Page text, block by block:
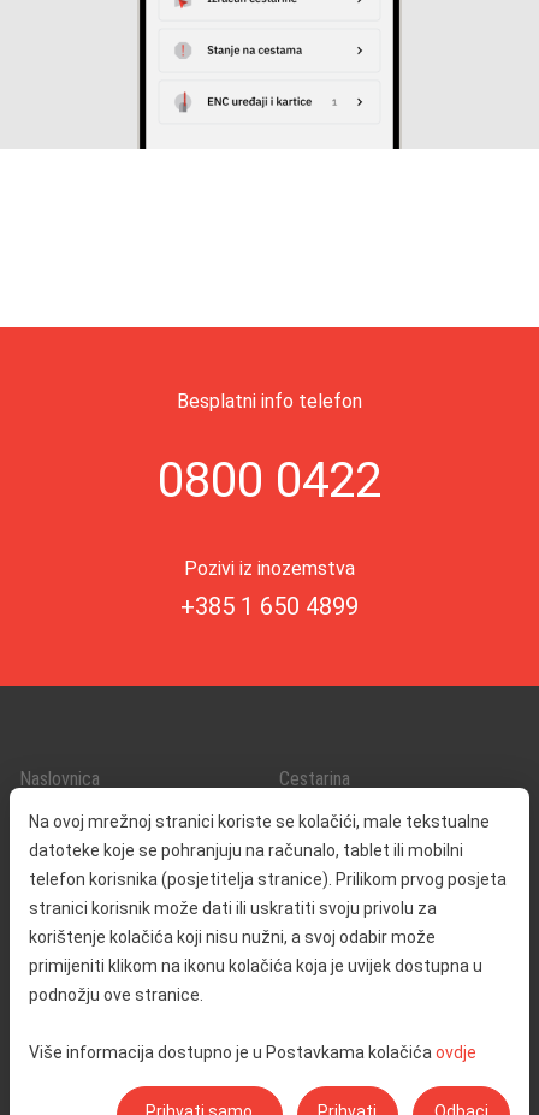
Na ovoj mrežnoj stranici koriste se kolačići, male tekstualne
datoteke koje se pohranjuju na računalo, tablet ili mobilni
telefon korisnika (posjetitelja stranice). Prilikom prvog posjeta
stranici korisnik može dati ili uskratiti svoju privolu za
korištenje kolačića koji nisu nužni, a svoj odabir može
primijeniti klikom na ikonu kolačića koja je uvijek dostupna u
podnožju ove stranice.
Više informacija dostupno je u Postavkama kolačića ovdje
Besplatni info telefon
0800 0422
Pozivi iz inozemstva
+385 1 650 4899
Naslovnica
O nama
Kontakt
Cestarina
Promet i sigurnost
Servisne informacije
Reklamacija
Javna nabava
Odnosi s javnošću
Izjava o pristupačnosti
Postavke kolačića